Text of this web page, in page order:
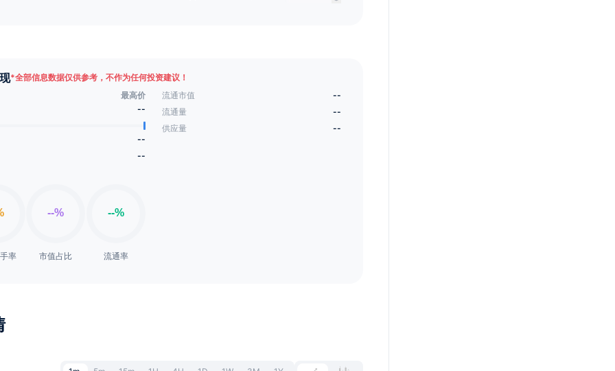
*全部信息数据仅供参考，不作为任何投资建议！
最高价
--
--
--
率 市值占比 流通率
流通市值
--
流通量
--
供应量
--